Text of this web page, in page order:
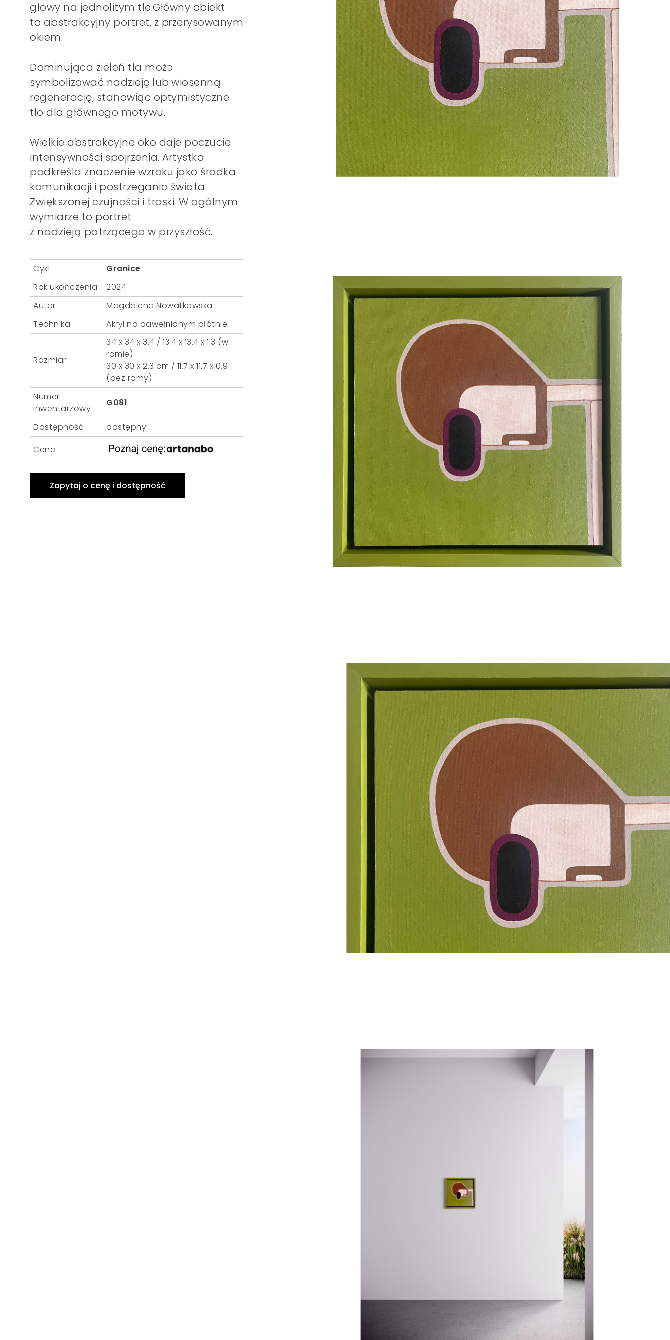
głowy na jednolitym tle.Główny obiekt
to abstrakcyjny portret, z przerysowanym
okiem.
Dominująca zieleń tła może
symbolizować nadzieję lub wiosenną
regenerację, stanowiąc optymistyczne
tło dla głównego motywu.
Wielkie abstrakcyjne oko daje poczucie
intensywności spojrzenia. Artystka
podkreśla znaczenie wzroku jako środka
komunikacji i postrzegania świata.
Zwiększonej czujności i troski. W ogólnym
wymiarze to portret
z nadzieją patrzącego w przyszłość.
Cykl
Granice
Rok ukończenia
2024
Autor
Magdalena Nowatkowska
Technika
Akryl na bawełnianym płótnie
Rozmiar
34 x 34 x 3.4 / 13.4 x 13.4 x 1.3 (w
ramie)
30 x 30 x 2.3 cm / 11.7 x 11.7 x 0.9
(bez ramy)
Numer
inwentarzowy
G081
Dostępność
dostępny
Cena
Zapytaj o cenę i dostępność